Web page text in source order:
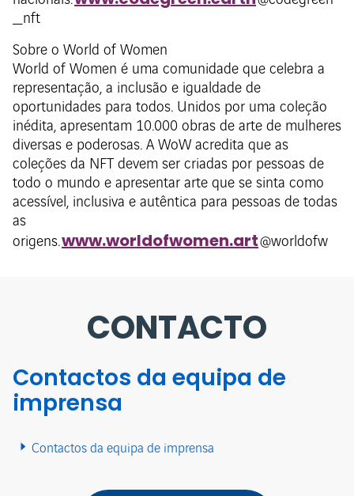
_nft
Sobre o World of Women
World of Women é uma comunidade que celebra a
representação, a inclusão e igualdade de
oportunidades para todos. Unidos por uma coleção
inédita, apresentam 10.000 obras de arte de mulheres
diversas e poderosas. A WoW acredita que as
coleções da NFT devem ser criadas por pessoas de
todo o mundo e apresentar arte que se sinta como
acessível, inclusiva e autêntica para pessoas de todas
as
origens.www.worldofwomen.art@worldofw
CONTACTO
Contactos da equipa de
imprensa
Contactos da equipa de imprensa